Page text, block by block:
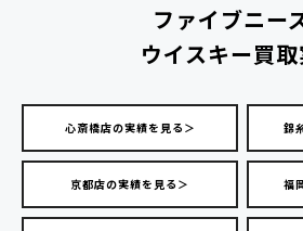
ファイブニー
ウイスキー買
心斎橋店の実績を見る＞ 錦
京都店の実績を見る＞ 福